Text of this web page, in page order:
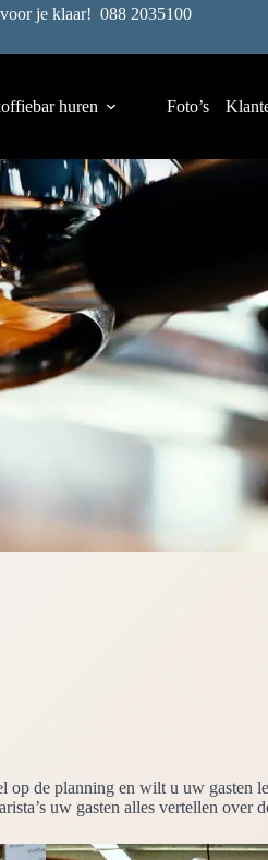
je klaar! 088 2035100
huren Foto’s
op de planning en wilt u uw
uw gasten alles vertellen over